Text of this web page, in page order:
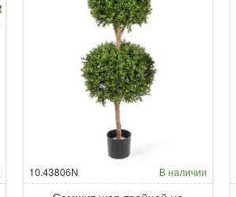
10.43806N В наличии